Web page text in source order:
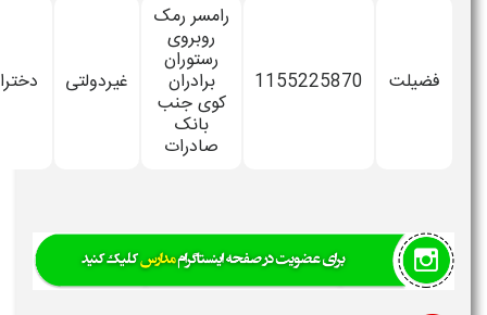
فضیلت 1155225870
رامسر رمک
روبروی
رستوران
برادران
کوی جنب
بانک
صادرات
غیردولتی دخترانه